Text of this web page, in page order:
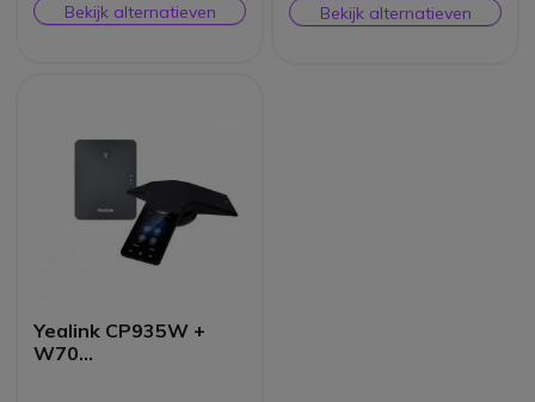
Bekijk alternatieven Bekijk alternatieven
Yealink CP935W +
W70